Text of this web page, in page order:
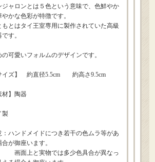
ジャロンとは５色という意味で、色鮮やか
やかな色彩が特徴です。
もとはタイ王室専用に製作されていた高級
す。
の可愛いフォルムのデザインです。
イズ】 約直径5.5cm 約高さ9.5cm
材】陶器
製
：ハンドメイドにつき若干の色ムラ等があ
合が御座います。
上と実物では多少色具合が異なっ